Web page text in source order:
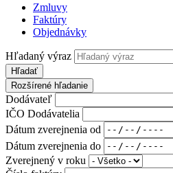
Zmluvy
Faktúry
Objednávky
Hľadaný výraz
Hľadať
Rozšírené hľadanie
Dodávateľ
IČO Dodávatelia
Dátum zverejnenia od
Dátum zverejnenia do
Zverejnený v roku